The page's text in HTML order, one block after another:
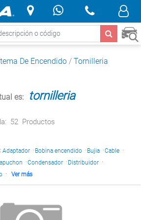
.
De Encendido / Tornilleria
es: tornilleria
52 Productos
Adaptador ·Bobina encendido ·Bujia ·Cable ·
·Condensador ·Distribuidor ·
· Ver más